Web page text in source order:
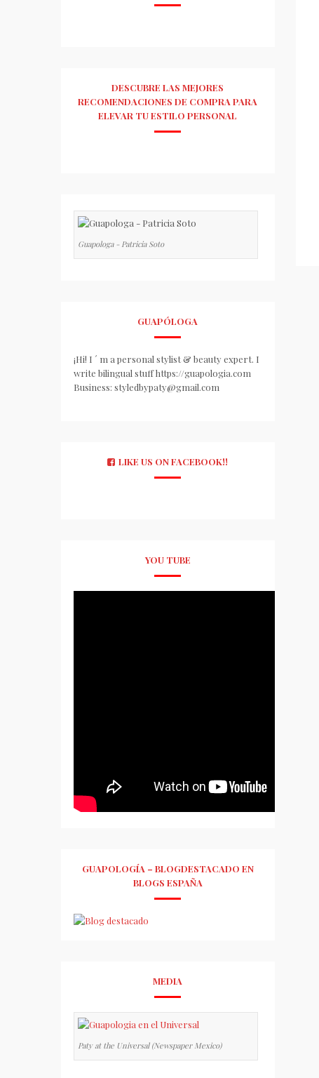
DESCUBRE LAS MEJORES
RECOMENDACIONES DE COMPRA PARA
ELEVAR TU ESTILO PERSONAL
Guapologa - Patricia Soto
GUAPÓLOGA
¡Hi! I ´ m a personal stylist & beauty expert. I
write bilingual stuff https://guapologia.com
Business: styledbypaty@gmail.com
LIKE US ON FACEBOOK!!
YOU TUBE
GUAPOLOGÍA – BLOGDESTACADO EN
BLOGS ESPAÑA
MEDIA
Paty at the Universal (Newspaper Mexico)